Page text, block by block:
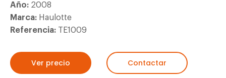
Año: 2008
Marca: Haulotte
Referencia: TE1009
Ver precio Contactar